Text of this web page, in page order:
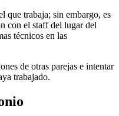
que trabaja; sin embargo, es
con el staff del lugar del
técnicos en las
de otras parejas e intentar
trabajado.